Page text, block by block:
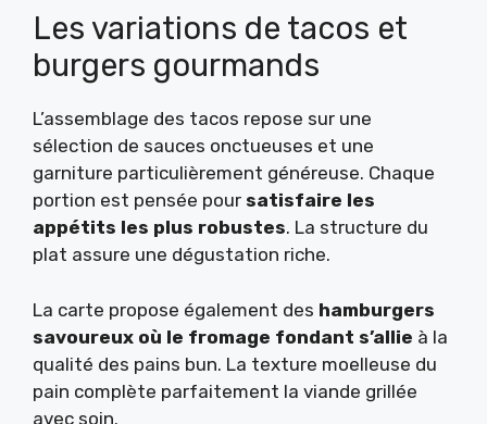
Les variations de tacos et
burgers gourmands
L’assemblage des tacos repose sur une
sélection de sauces onctueuses et une
garniture particulièrement généreuse. Chaque
portion est pensée pour satisfaire les
appétits les plus robustes. La structure du
plat assure une dégustation riche.
La carte propose également des hamburgers
savoureux où le fromage fondant s’allie à la
qualité des pains bun. La texture moelleuse du
pain complète parfaitement la viande grillée
avec soin.